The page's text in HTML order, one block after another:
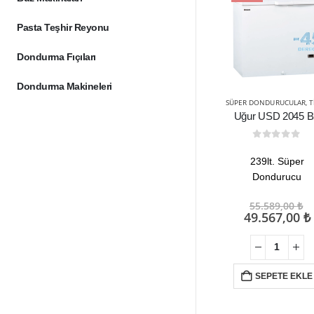
SÜPER DONDURUCULAR,
Uğur USD 2045
239lt. Süper
Dondurucu
55.589,00₺
49.567,00 ₺
SEPETE EKLE
Pasta Teşhir Reyonu
Dondurma Fıçıları
Dondurma Makineleri